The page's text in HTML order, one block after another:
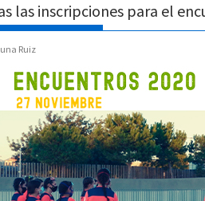
las inscripciones para el
Ruiz